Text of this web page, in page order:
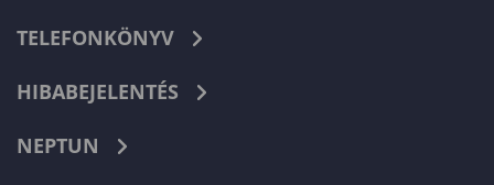
TELEFONKÖNYV
HIBABEJELENTÉS
NEPTUN